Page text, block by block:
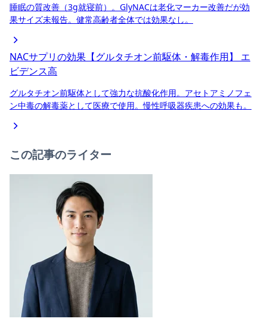
睡眠の質改善（3g就寝前）。GlyNACは老化マーカー改善だが効
果サイズ未報告。健常高齢者全体では効果なし。
NACサプリの効果【グルタチオン前駆体・解毒作用】
エ
ビデンス高
グルタチオン前駆体として強力な抗酸化作用。アセトアミノフェ
ン中毒の解毒薬として医療で使用。慢性呼吸器疾患への効果も。
この記事のライター